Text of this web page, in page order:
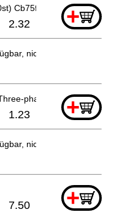
Cb75f, C8fse+
2.32
nicht bestellbar
phase +
1.23
nicht bestellbar
+
7.50